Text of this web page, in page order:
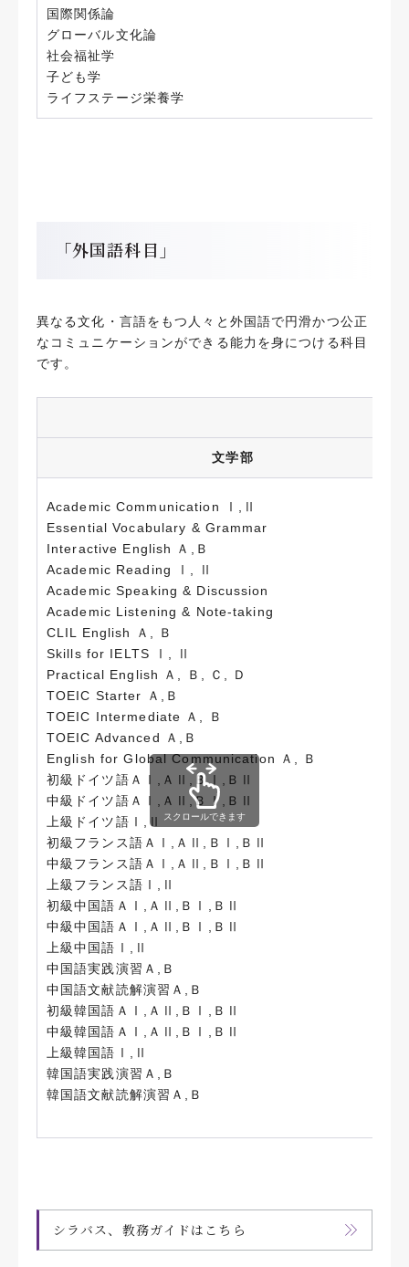
国際関係論
グローバル文化論
社会福祉学
子ども学
ライフステージ栄養学
「外国語科目」
異なる文化・言語をもつ人々と外国語で円滑かつ公正
なコミュニケーションができる能力を身につける科目
です。
文学部
Academic Communication Ⅰ,Ⅱ
Essential Vocabulary & Grammar
Interactive English Ａ,Ｂ
Academic Reading Ⅰ, Ⅱ
Academic Speaking & Discussion
Academic Listening & Note-taking
CLIL English Ａ, Ｂ
Skills for IELTS Ⅰ, Ⅱ
Practical English Ａ, Ｂ, Ｃ, Ｄ
TOEIC Starter Ａ,Ｂ
TOEIC Intermediate Ａ, Ｂ
TOEIC Advanced Ａ,Ｂ
English for Global Communication Ａ, Ｂ
初級ドイツ語ＡⅠ,ＡⅡ,ＢⅠ,ＢⅡ
中級ドイツ語ＡⅠ,ＡⅡ,ＢⅠ,ＢⅡ
上級ドイツ語Ⅰ,Ⅱ
初級フランス語ＡⅠ,ＡⅡ,ＢⅠ,ＢⅡ
中級フランス語ＡⅠ,ＡⅡ,ＢⅠ,ＢⅡ
上級フランス語Ⅰ,Ⅱ
初級中国語ＡⅠ,ＡⅡ,ＢⅠ,ＢⅡ
中級中国語ＡⅠ,ＡⅡ,ＢⅠ,ＢⅡ
上級中国語Ⅰ,Ⅱ
中国語実践演習Ａ,Ｂ
中国語文献読解演習Ａ,Ｂ
初級韓国語ＡⅠ,ＡⅡ,ＢⅠ,ＢⅡ
中級韓国語ＡⅠ,ＡⅡ,ＢⅠ,ＢⅡ
上級韓国語Ⅰ,Ⅱ
韓国語実践演習Ａ,Ｂ
韓国語文献読解演習Ａ,Ｂ
スクロールできます
シラバス、教務ガイドはこちら